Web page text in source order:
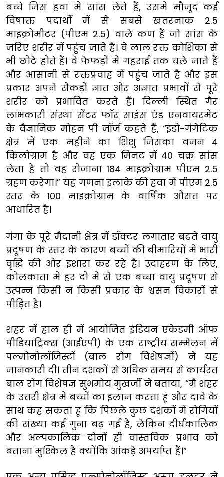
बच्चे जिस हवा में सांस लेते हैं, उसमें मौजूद कई
विषाक्त पदार्थों में से सबसे खतरनाक 2.5
माइक्रोमीटर (पीएम 2.5) वाले कण हैं जाे सांस के
जरिए शरीर में पहुंच जाते हैं। वे लाल रक्त कोशिका से
भी छोटे होते हैं। वे फेफड़ों में गहराई तक चले जाते हैं
और आसानी से रक्तप्रवाह में पहुंच जाते हैं और इस
प्रकार अपने सैकड़ों ज्ञात और अज्ञात प्रभावों से पूरे
शरीर को प्रभावित करते हैं। दिल्ली स्थित गैर
लाभकारी संस्था सेंटर फॉर साइंस एंड एनवायरमेंट
के वैज्ञानिक मोहन पी जॉर्ज कहते हैं, “इंडो-गंगेटिक
क्षेत्र में एक महीने का शिशु जिसका वजन 4
किलोग्राम है और वह एक मिनट में 40 चक्र सांस
लेता है तो वह रोजाना 184 माइक्रोग्राम पीएम 2.5
ग्रहण करेगा।” यह गणना इलाके की हवा में पीएम 2.5
स्तर के 100 माइक्रोग्राम के वार्षिक औसत पर
आधारित है।
गंगा के पूरे मैदानी क्षेत्र में डॉक्टर लगातार बढ़ते वायु
प्रदूषण के स्तर के कारण बच्चों की बीमारियों में भारी
वृद्धि की ओर इशारा कर रहे हैं। उदाहरण के लिए,
कोलकाता में हर दो में से एक बच्चा वायु प्रदूषण से
उत्पन्न किसी न किसी प्रकार के श्वसन विकारों से
पीड़ित है।
शहर में हाल ही में आयोजित इंडियन एकेडमी ऑफ
पीडियाट्रिक्स (आईएपी) के एक राष्ट्रीय सम्मेलन में
पल्मोनोलॉजिस्टों (बाल रोग विशेषज्ञों) ने यह
जानकारी दी। तीन दशकों से अधिक समय से कार्यरत
बाल रोग विशेषज्ञ सुभमोय मुखर्जी ने बताया, “मैं शहर
के उत्तरी क्षेत्र में बच्चों का इलाज करता हूं और दावे के
साथ कह सकता हूं कि पिछले कुछ दशकों में रोगियों
की संख्या कई गुना बढ़ गई है, लेकिन दीर्घकालिक
और अल्पकालिक दोनों ही वास्तविक प्रभाव को
बताना मुश्किल है क्योंकि आंकड़े अपर्याप्त हैं।”